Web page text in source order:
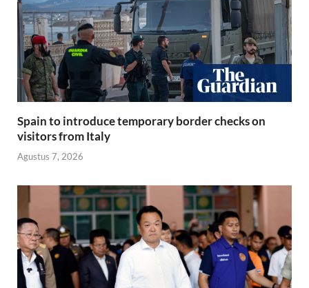
Spain to introduce temporary border checks on
visitors from Italy
Agustus 7, 2026